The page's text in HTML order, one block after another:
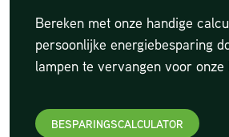
Bereken met onze handige
persoonlijke energiebesparing
lampen te vervangen voor
BESPARINGSCALCULATOR